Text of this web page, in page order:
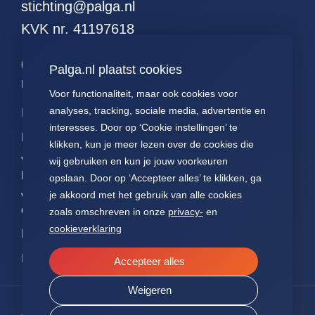
Palga.nl plaatst cookies
Voor functionaliteit, maar ook cookies voor
analyses, tracking, sociale media, advertentie en
interesses. Door op ‘Cookie instellingen’ te
klikken, kun je meer lezen over de cookies die
wij gebruiken en kun je jouw voorkeuren
opslaan. Door op ‘Accepteer alles’ te klikken, ga
je akkoord met het gebruik van alle cookies
zoals omschreven in onze privacy- en
cookieverklaring
Weigeren
Accepteer alles
curettages en
54. alle resecties
(zonder curettages
maar met kleinere
excisies)
55. alle resecties
(zonder curettages of
kleinere excisies)
56. alle wormen
58. alle
hormoonpreparaten
endocrienen
stichting@palga.nl
KVK nr. 41197618
Palga links
Impact
Data
Voor
pathologen
Voor
onderzoekers
NEN7510
ISO27001
Contact
Over ons
FAQ
Nieuws
Presentaties
Voor patiënten
Jaarverslagen
Statuten Palga